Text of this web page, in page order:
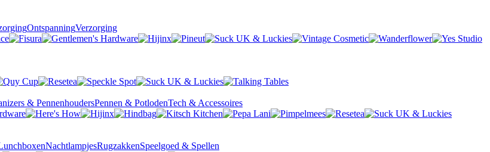
OntspanningVerzorging
& PennenhoudersPennen & PotlodenTech & Accessoires
NachtlampjesRugzakkenSpeelgoed & Spellen